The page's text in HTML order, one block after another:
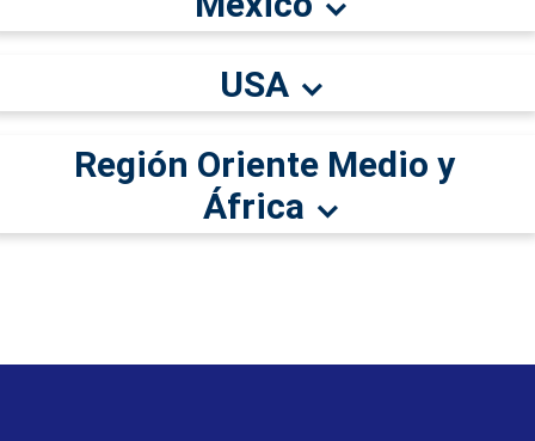
USA
Región Oriente Medio y
África